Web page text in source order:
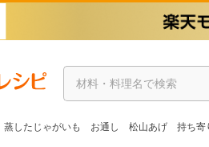
蒸したじゃがいも お通し 松山あげ 持ち寄